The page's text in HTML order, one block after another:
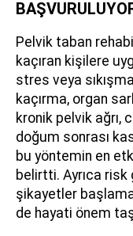
Pelvik taban
kaçıran kişilere
stres veya
kaçırma, organ
kronik pelvik ağrı,
doğum sonrası
bu yöntemin en
belirtti. Ayrıca
şikayetler
de hayati önem